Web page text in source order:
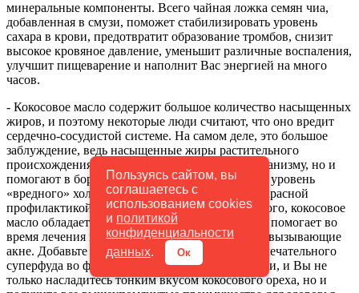
Пользуясь сайтом, вы
соглашаетесь с
использованием cookies
и политикой
конфиденциальности
данных. Ок
минеральные компоненты. Всего чайная ложка семян чиа,
добавленная в смузи, поможет стабилизировать уровень
сахара в крови, предотвратит образование тромбов, снизит
высокое кровяное давление, уменьшит различные воспаления,
улучшит пищеварение и наполнит Вас энергией на много
часов.
- Кокосовое масло содержит большое количество насыщенных
жиров, и поэтому некоторые люди считают, что оно вредит
сердечно-сосудистой системе. На самом деле, это большое
заблуждение, ведь насыщенные жиры растительного
происхождения не только не приносят вред организму, но и
помогают в борьбе с лишним весом, понижают уровень
«вредного» холестерина, а также являются прекрасной
профилактикой болезни Альцгеймера. Кроме того, кокосовое
масло обладает антибактериальным действием, помогает во
время лечения пневмонии и убивает бактерии, вызывающие
акне. Добавьте всего чайную ложечку этого замечательного
суперфуда во фруктовый или шоколадный смузи, и Вы не
только насладитесь тонким вкусом кокосового ореха, но и